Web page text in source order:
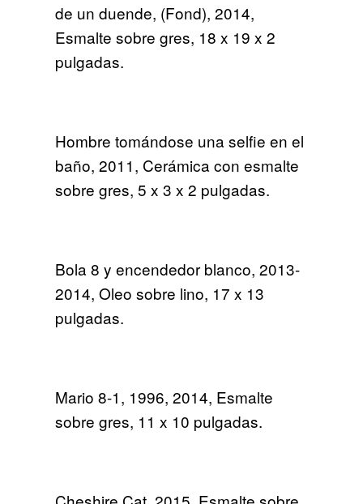
de un duende, (Fond), 2014,
Esmalte sobre gres, 18 x 19 x 2
pulgadas.
Hombre tomándose una selfie en el
baño, 2011, Cerámica con esmalte
sobre gres, 5 x 3 x 2 pulgadas.
Bola 8 y encendedor blanco, 2013-
2014, Oleo sobre lino, 17 x 13
pulgadas.
Mario 8-1, 1996, 2014, Esmalte
sobre gres, 11 x 10 pulgadas.